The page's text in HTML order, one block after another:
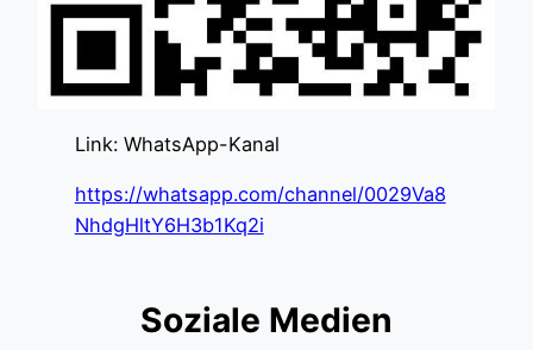
Link: WhatsApp-Kanal
https://whatsapp.com/channel/0029Va8
NhdgHltY6H3b1Kq2i
Soziale Medien